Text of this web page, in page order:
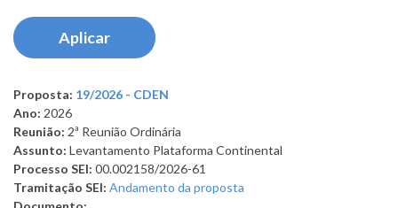
Proposta: 19/2026 - CDEN
Ano: 2026
Reunião: 2ª Reunião Ordinária
Assunto: Levantamento Plataforma Continental
Processo SEI: 00.002158/2026-61
Tramitação SEI: Andamento da proposta